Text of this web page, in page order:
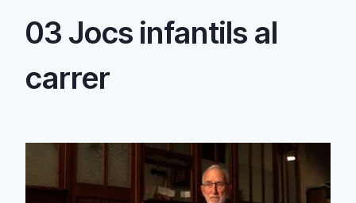
03 Jocs infantils al
carrer